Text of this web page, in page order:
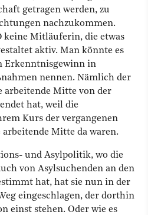
getragen werden, zu
nachzukommen.
keine Mitläuferin, die etwas
aktiv. Man könnte es
Erkenntnisgewinn in
nennen. Nämlich der
arbeitende Mitte von der
hat, weil die
Kurs der vergangenen
Mitte da waren.
und Asylpolitik, wo die
von Asylsuchenden an den
hat, hat sie nun in der
eingeschlagen, der dorthin
einst stehen. Oder wie es